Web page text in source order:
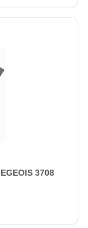
3708